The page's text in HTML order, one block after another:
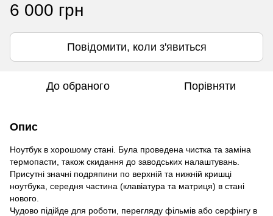
6 000 грн
Повідомити, коли з'явиться
До обраного Порівняти
Опис
Ноутбук в хорошому стані. Була проведена чистка та заміна
термопасти, також скидання до заводських налаштувань.
Присутні значні подряпини по верхній та нижній кришці
ноутбука, середня частина (клавіатура та матриця) в стані
нового.
Чудово підійде для роботи, перегляду фільмів або серфінгу в